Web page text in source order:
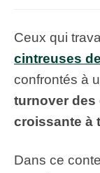
Ceux qui
cintreuses
confrontés à
turnover des
croissante à
Dans ce